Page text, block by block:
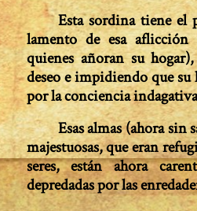
Esta sordina tiene el
lamento de esa
quienes añoran su
deseo e impidiendo que su
por la conciencia
Esas almas (ahora sin
majestuosas, que eran
seres, están ahora
depredadas por las